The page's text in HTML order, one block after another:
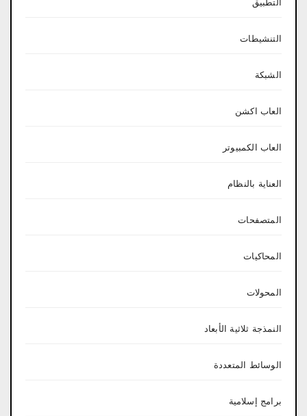
التطبيق
التنشيطات
الشبكة
العاب اكشن
العاب الكمبيوتر
العناية بالنظام
المتصفحات
المحاكيات
المحولات
النمذجة ثلاثية الأبعاد
الوسائط المتعددة
برامج إسلامية